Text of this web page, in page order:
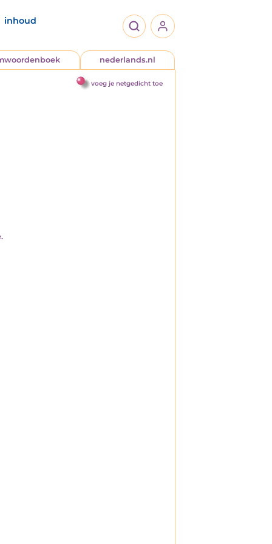
inhoud
nederlands.nl
voeg je netgedicht toe